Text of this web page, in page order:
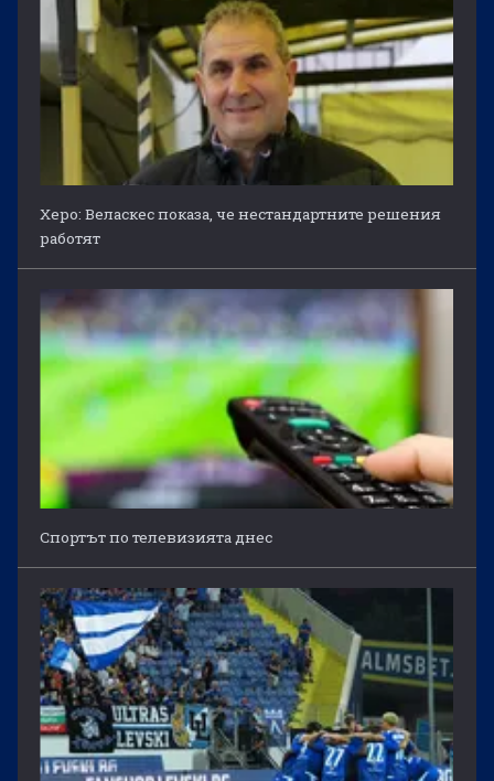
Херо: Веласкес показа, че нестандартните решения
работят
Спортът по телевизията днес